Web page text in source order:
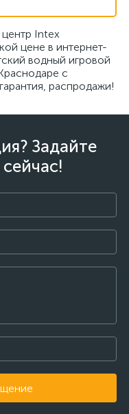
Intex
цене в интернет-
водный игровой
с
распродажи!
Задайте